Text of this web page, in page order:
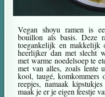
Vegan shoyu ramen is
bouillon als basis. Deze
toegankelijk en
heerlijker dan met slecht
met warme noedelsoep te
met van alles, zoals lente
kool, taugé, komkommers
reepjes, namaak
maak je er je eigen feestje